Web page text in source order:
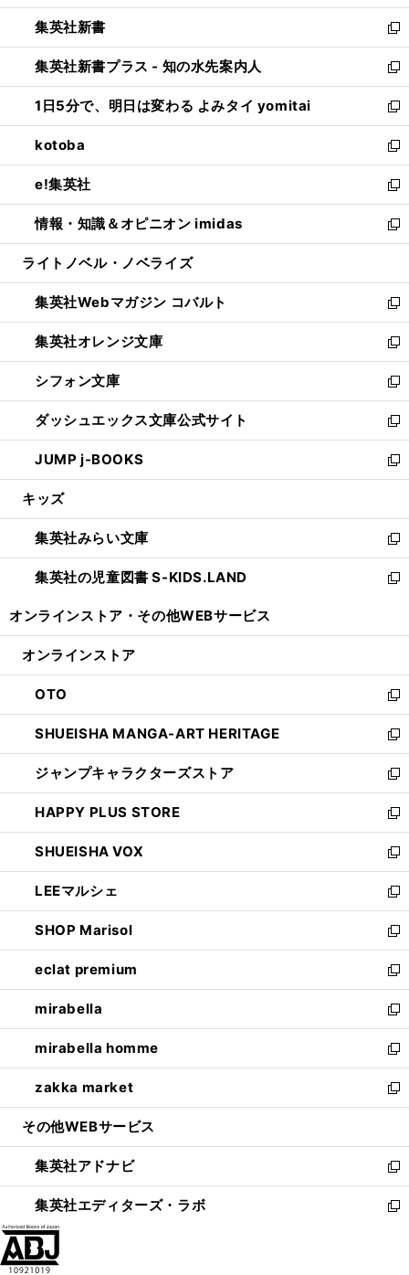
開
く
ウ
で
開
く
ウ
ィ
ン
ド
ウ
で
開
く
し
い
ウ
ィ
ン
ド
ウ
で
開
く
集英社新書
新
し
い
ウ
ィ
ン
ド
ウ
で
開
く
集英社新書プラス - 知の水先案内人
新
し
い
ウ
ィ
ン
ド
ウ
で
開
1日5分で、明日は変わる よみタイ yomitai
新
し
い
ウ
ィ
ン
ド
ウ
開
く
kotoba
新
し
い
ウ
ィ
ン
ウ
で
開
く
e!集英社
新
し
い
ウ
ン
ド
ウ
で
開
く
情報・知識＆オピニオン imidas
新
し
ウ
ィ
ン
ド
ウ
で
開
く
ライトノベル・ノベライズ
集英社Webマガジン コバルト
新
し
い
ウ
ィ
ン
ド
ウ
で
開
集英社オレンジ文庫
新
し
い
ウ
ィ
ン
ド
ウ
開
く
シフォン文庫
新
し
い
ウ
ィ
ン
ウ
で
開
く
ダッシュエックス文庫公式サイト
新
し
い
ウ
ン
ド
ウ
で
JUMP j-BOOKS
新
し
ウ
ィ
ン
ド
開
キッズ
集英社みらい文庫
新
し
い
ン
ウ
で
開
く
集英社の児童図書 S-KIDS.LAND
新
ウ
ン
ド
ウ
で
開
く
オンラインストア・ その他WEBサービス
オンラインストア
OTO
新
し
い
ウ
ィ
ン
ド
ウ
で
開
く
SHUEISHA MANGA-ART HERITAGE
新
し
い
ウ
ィ
ン
ド
ウ
で
開
く
ジャンプキャラクターズストア
新
し
い
ウ
ィ
ン
ド
ウ
で
開
く
HAPPY PLUS STORE
新
し
い
ウ
ィ
ン
ド
ウ
で
開
く
SHUEISHA VOX
新
し
い
ウ
ィ
ン
ド
ウ
で
開
く
LEEマルシェ
新
し
い
ウ
ィ
ン
ド
ウ
で
開
く
SHOP Marisol
新
し
い
ウ
ィ
ン
ド
ウ
で
開
eclat premium
新
し
い
ウ
ィ
ン
ド
ウ
開
く
mirabella
新
し
い
ウ
ィ
ン
ウ
で
開
く
mirabella homme
新
し
い
ウ
ン
ド
ウ
で
zakka market
新
し
ウ
ィ
ン
ド
その他WEBサービス
集英社アドナビ
新
し
い
集英社エディターズ・ラボ
新